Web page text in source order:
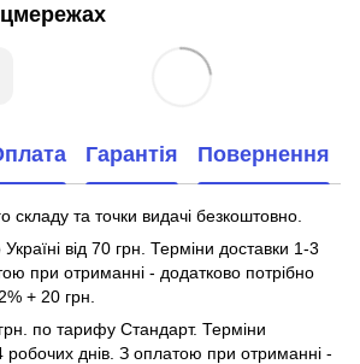
Гарантія Повернення
складу та точки видачі безкоштовно.
Україні від 70 грн. Терміни доставки 1-3
при отриманні - додатково потрібно
+ 20 грн.
по тарифу Стандарт. Терміни
робочих днів. З оплатою при отриманні -